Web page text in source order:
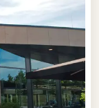
Dan is
even tot rust te
beschikt over
en een
particuliere